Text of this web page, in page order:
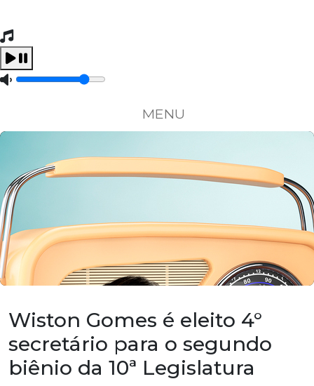
MENU
Wiston Gomes é eleito 4°
secretário para o segundo
biênio da 10ª Legislatura